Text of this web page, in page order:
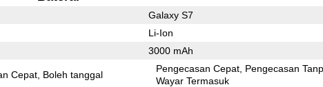
Galaxy S7
Li-Ion
3000 mAh
Cepat Boleh tanggal
Pengecasan Cepat Pengecasan
Wayar Termasuk